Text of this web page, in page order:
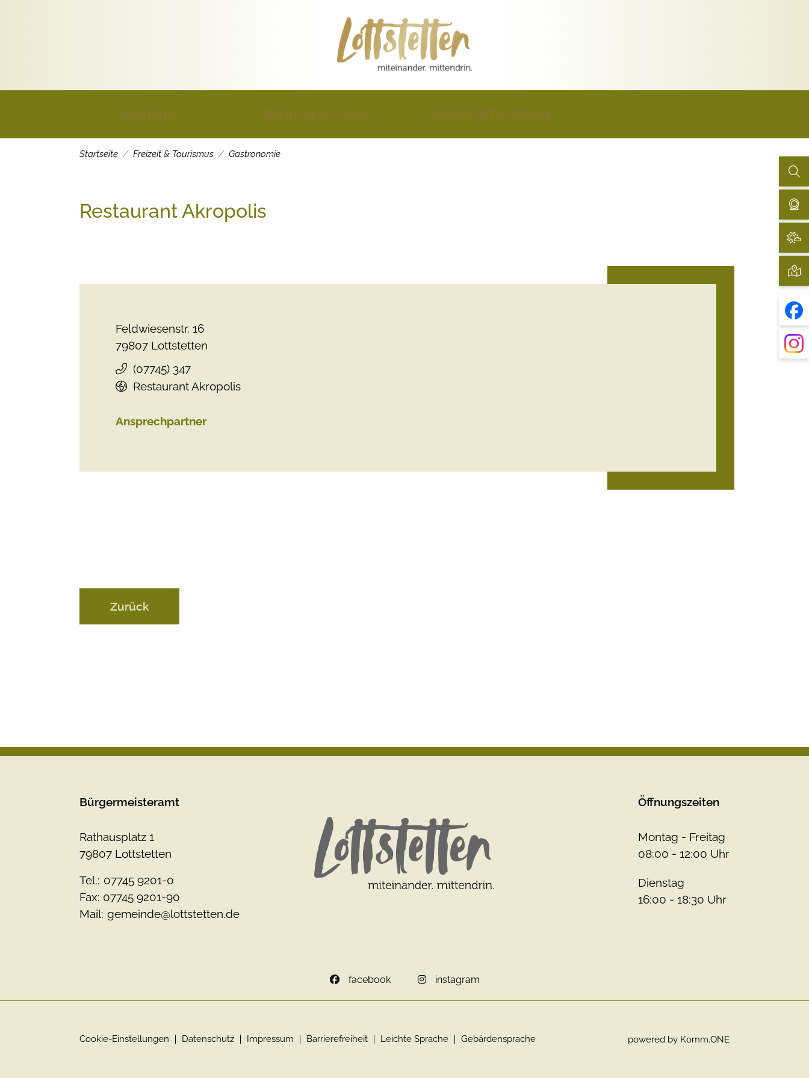
Rathaus Bildung & Leben Wirtschaft & Bauen
Startseite Freizeit & Tourismus Gastronomie
Restaurant Akropolis
Feldwiesenstr. 16
79807 Lottstetten
(07745) 347
Restaurant Akropolis
Ansprechpartner
Zurück
Bürgermeisteramt
Rathausplatz 1
79807 Lottstetten
Tel.: 07745 9201-0
Fax: 07745 9201-90
Mail: gemeinde@lottstetten.de
Öffnungszeiten
Montag - Freitag
08:00 - 12:00 Uhr
Dienstag
16:00 - 18:30 Uhr
facebook instagram
Cookie-Einstellungen Datenschutz Impressum Barrierefreiheit Leichte Sprache Gebärdensprache powered by Komm.ONE